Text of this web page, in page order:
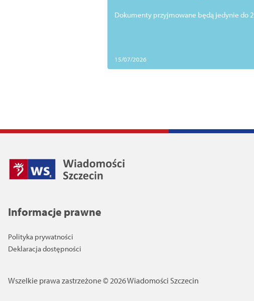
Dokumenty przyjmowane będą jedynie do
15/07/2026
Informacje prawne
Polityka prywatności
Deklaracja dostępności
Wszelkie prawa zastrzeżone © 2026 Wiadomości Szczecin